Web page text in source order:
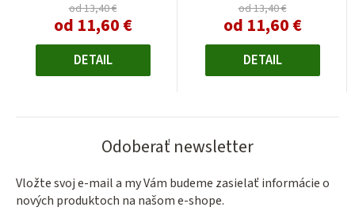
od 13,40 €
od 11,60 €Jednotková
DETAIL
od 13,40 €
od 11,60 €Jednotková
DETAIL
Odoberať newsletter
Vložte svoj e-mail a my Vám budeme zasielať informácie o
nových produktoch na našom e-shope.